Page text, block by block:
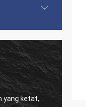
yang ketat,